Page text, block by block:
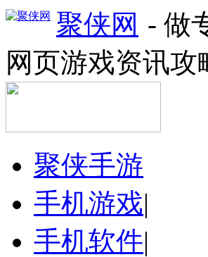
聚侠网 - 做
网页游戏资讯攻
聚侠手游
手机游戏|
手机软件|